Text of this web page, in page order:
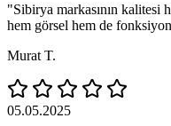
"Sibirya markasının
hem görsel hem de
Murat T.
05.05.2025